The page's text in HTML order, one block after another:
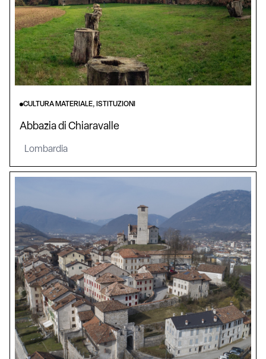
CULTURA MATERIALE, ISTITUZIONI
Abbazia di Chiaravalle
Lombardia